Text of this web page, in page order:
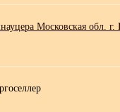
Московская обл. г.